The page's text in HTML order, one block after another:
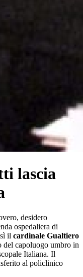
lascia
desidero
ospedaliera di
il cardinale Gualtiero
del capoluogo umbro in
Italiana. Il
al policlinico